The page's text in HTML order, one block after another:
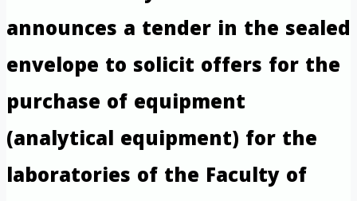
announces a tender in the sealed
envelope to solicit offers for the
purchase of equipment
(analytical equipment) for the
laboratories of the Faculty of